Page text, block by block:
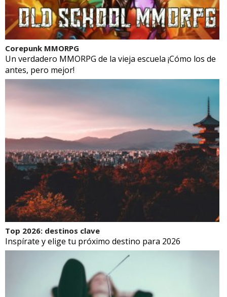
Corepunk MMORPG
Un verdadero MMORPG de la vieja escuela ¡Cómo los de
antes, pero mejor!
Top 2026: destinos clave
Inspírate y elige tu próximo destino para 2026